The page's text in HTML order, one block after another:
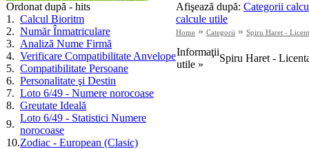
Ordonat după - hits
1 . Calcul Bioritm
2. Număr Înmatriculare
3. Analiză Nume Firmă
4. Verificare Compatibilitate Anvelope
5. Compatibilitate Persoane
6. Personalitate şi Destin
7. Loto 6/49 - Numere norocoase
8. Greutate Ideală
9.
Loto 6/49 - Statistici Numere
norocoase
10.Zodiac - European (Clasic)
Afişează după: Categorii
calcule utile
Home » Categorii » Spiru Haret -
Informaţii
utile »
Spiru Haret -